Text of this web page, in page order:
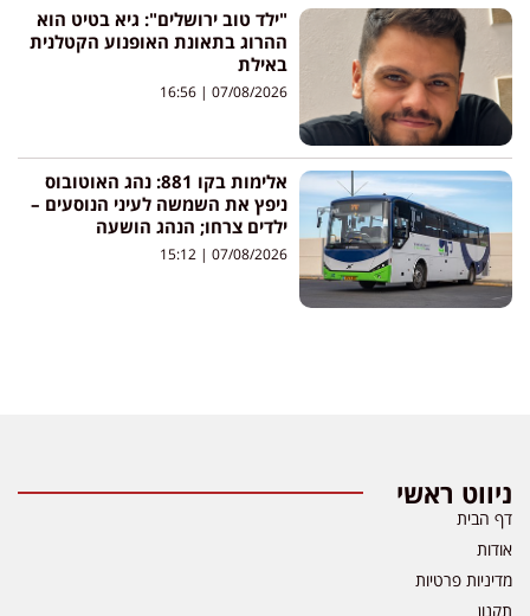
"ילד טוב ירושלים": גיא בטיט הוא
ההרוג בתאונת האופנוע הקטלנית
באילת
07/08/2026
אלימות בקו 881: נהג האוטובוס
ניפץ את השמשה לעיני הנוסעים –
ילדים צרחו; הנהג הושעה
07/08/2026
ניווט ראשי
דף הבית
אודות
מדיניות פרטיות
תקנון